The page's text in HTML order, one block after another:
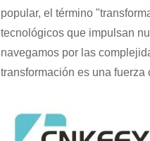
popular, el término
tecnológicos que impulsan
navegamos por las
transformación es una